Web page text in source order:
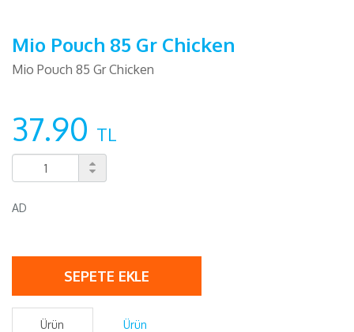
Mio Pouch 85 Gr Chicken
Mio Pouch 85 Gr Chicken
37.90 TL
AD
SEPETE EKLE
Ürün
Ürün